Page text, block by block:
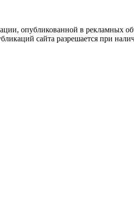
опубликованной в рекламных
сайта разрешается при